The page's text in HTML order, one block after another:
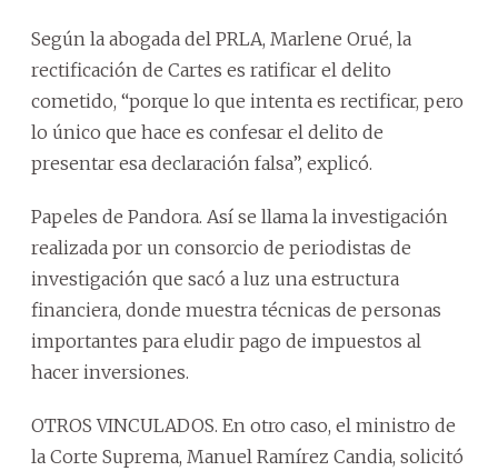
Según la abogada del PRLA, Marlene Orué, la
rectificación de Cartes es ratificar el delito
cometido, “porque lo que intenta es rectificar, pero
lo único que hace es confesar el delito de
presentar esa declaración falsa”, explicó.
Papeles de Pandora. Así se llama la investigación
realizada por un consorcio de periodistas de
investigación que sacó a luz una estructura
financiera, donde muestra técnicas de personas
importantes para eludir pago de impuestos al
hacer inversiones.
OTROS VINCULADOS. En otro caso, el ministro de
la Corte Suprema, Manuel Ramírez Candia, solicitó